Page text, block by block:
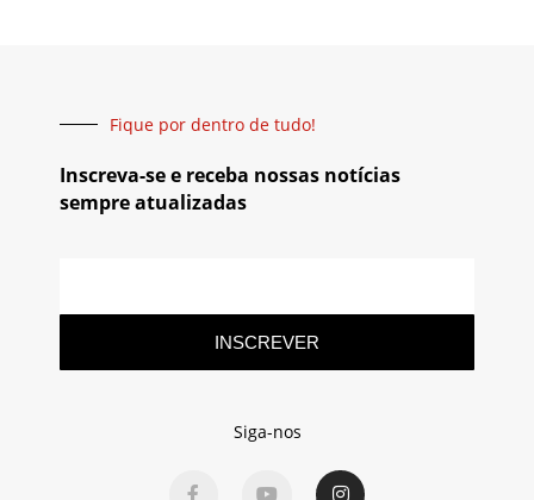
Fique por dentro de tudo!
Inscreva-se e receba nossas notícias
sempre atualizadas
INSCREVER
Siga-nos